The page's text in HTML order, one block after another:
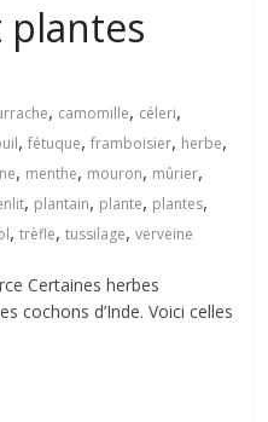
plantes
, camomille, céleri,
,fétuque,framboisier, herbe,
, menthe, mouron, mûrier,
, plantain, plante, plantes,
,trèfle,tussilage,verveine
Certaines herbes
cochons d’Inde. Voici celles